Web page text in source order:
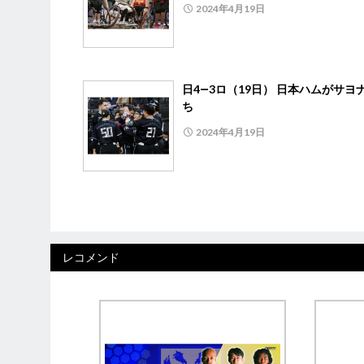
2024年4月19日
日4―3ロ（19日） 日本ハムがサヨ
ち
2024年4月19日
レコメンド